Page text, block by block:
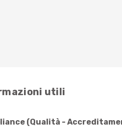
utili
(Qualità -